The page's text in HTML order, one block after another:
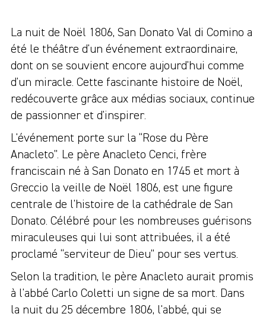
La nuit de Noël 1806, San Donato Val di Comino a
été le théâtre d'un événement extraordinaire,
dont on se souvient encore aujourd'hui comme
d'un miracle. Cette fascinante histoire de Noël,
redécouverte grâce aux médias sociaux, continue
de passionner et d'inspirer.
L'événement porte sur la “Rose du Père
Anacleto”. Le père Anacleto Cenci, frère
franciscain né à San Donato en 1745 et mort à
Greccio la veille de Noël 1806, est une figure
centrale de l'histoire de la cathédrale de San
Donato. Célébré pour les nombreuses guérisons
miraculeuses qui lui sont attribuées, il a été
proclamé “serviteur de Dieu” pour ses vertus.
Selon la tradition, le père Anacleto aurait promis
à l'abbé Carlo Coletti un signe de sa mort. Dans
la nuit du 25 décembre 1806, l'abbé, qui se